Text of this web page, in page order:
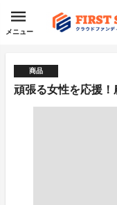
メニュー
商品
頑張る女性を応援